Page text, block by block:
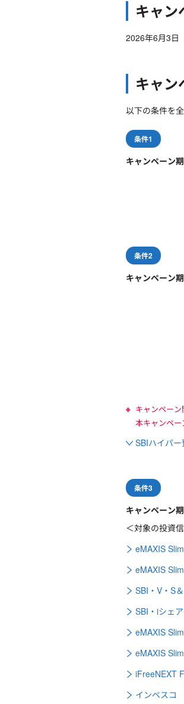
キャン
2026年6月3日
キャン
以下の条件を
条件1
キャンペーン
条件2
キャンペーン
キャンペー
本キャンペー
SBIハイパ
条件3
キャンペーン
＜対象の投資
eMAXIS
eMAXIS
SBI・V・S
SBI・iシェ
eMAXIS
eMAXIS
iFreeNEXT
インベスコ